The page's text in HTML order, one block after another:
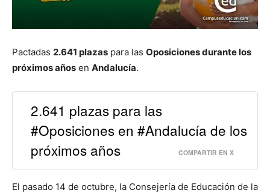
Pactadas 2.641 plazas para las Oposiciones durante los
próximos años en Andalucía.
2.641 plazas para las
#Oposiciones en #Andalucía de los
próximos años
COMPARTIR EN X
El pasado 14 de octubre, la Consejería de Educación de la